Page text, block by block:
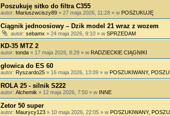
Poszukuję sitko do filtra C355
autor: Mariuszwciszy89 » 27 maja 2026, 11:28 » w POSZUKUJĘ
Ciągnik jednoosiowy – Dzik model 21 wraz z wozem
autor: sebamx » 24 maja 2026, 9:10 » w SPRZEDAM
KD-35 MTZ 2
autor: tonda » 17 maja 2026, 8:29 » w RADZIECKIE CIĄGNIKI
głowica do ES 60
autor: Ryszardo25 » 16 maja 2026, 13:09 » w POSZUKIWANY,
ROLA 25 - silnik S222
autor: Alchemik » 12 maja 2026, 7:50 » w INNE
Zetor 50 super
autor: Maurycy123 » 10 maja 2026, 22:05 » w POSZUKIWANY,